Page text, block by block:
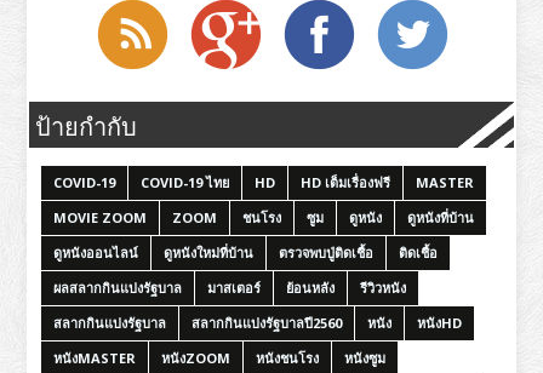
ป้ายกำกับ
COVID-19 COVID-19 ไทย HD HD เต็มเรื่องฟรี
MASTER
MOVIE ZOOM
ZOOM ชนโรง ซูม ดูหนัง
ดูหนังที่บ้าน
ดูหนังออนไลน์
ดูหนังใหม่ที่บ้าน ตรวจพบปู่ติดเชื้อ
ติดเชื้อ
ผลสลากกินแบ่งรัฐบาล
มาสเตอร์ ย้อนหลัง
รีวิวหนัง
สลากกินแบ่งรัฐบาล
สลากกินแบ่งรัฐบาลปี2560 หนัง
หนังHD
หนังMASTER
หนังZOOM หนังชนโรง
หนังซูม